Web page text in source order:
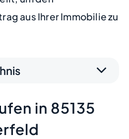
aus Ihrer Immobilie zu
in 85135